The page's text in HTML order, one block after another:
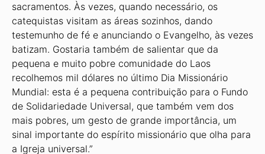
sacramentos. Às vezes, quando necessário, os
catequistas visitam as áreas sozinhos, dando
testemunho de fé e anunciando o Evangelho, às vezes
batizam. Gostaria também de salientar que da
pequena e muito pobre comunidade do Laos
recolhemos mil dólares no último Dia Missionário
Mundial: esta é a pequena contribuição para o Fundo
de Solidariedade Universal, que também vem dos
mais pobres, um gesto de grande importância, um
sinal importante do espírito missionário que olha para
a Igreja universal.”